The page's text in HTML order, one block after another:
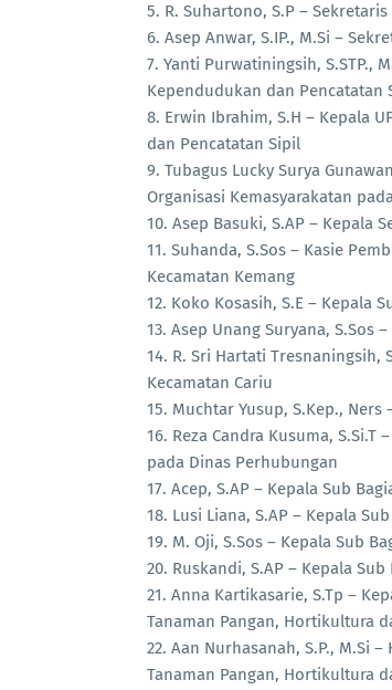
5. R. Suhartono, S.P –
6. Asep Anwar, S.IP., M.Si –
7. Yanti Purwatiningsih, S.STP.,
Kependudukan dan Pencatatan
8. Erwin Ibrahim, S.H – Kepala
dan Pencatatan Sipil
9. Tubagus Lucky Surya
Organisasi Kemasyarakatan
10. Asep Basuki, S.AP – Kepala
11. Suhanda, S.Sos – Kasie
Kecamatan Kemang
12. Koko Kosasih, S.E – Kepala
13. Asep Unang Suryana, S.Sos
14. R. Sri Hartati Tresnaningsih,
Kecamatan Cariu
15. Muchtar Yusup, S.Kep.,
16. Reza Candra Kusuma,
pada Dinas Perhubungan
17. Acep, S.AP – Kepala Sub
18. Lusi Liana, S.AP – Kepala
19. M. Oji, S.Sos – Kepala Sub
20. Ruskandi, S.AP – Kepala
21. Anna Kartikasarie, S.Tp –
Tanaman Pangan, Hortikultura
22. Aan Nurhasanah, S.P., M.Si
Tanaman Pangan, Hortikultura